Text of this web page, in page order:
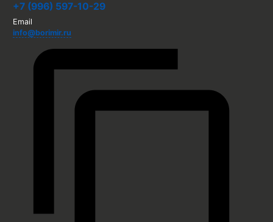
+7 (996) 597-10-29
Email
info@borimir.ru